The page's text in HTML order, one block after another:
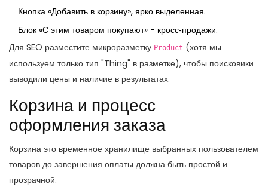
Кнопка «Добавить в корзину», ярко выделенная.
Блок «С этим товаром покупают» - кросс‑продажи.
Для SEO разместите микроразметку Product (хотя мы
используем только тип "Thing" в разметке), чтобы поисковики
выводили цены и наличие в результатах.
Корзина и процесс
оформления заказа
Корзина это временное хранилище выбранных пользователем
товаров до завершения оплаты должна быть простой и
прозрачной.